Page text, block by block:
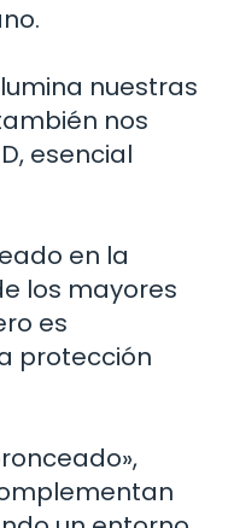
nuestras
nos
esencial
en la
los mayores
es
protección